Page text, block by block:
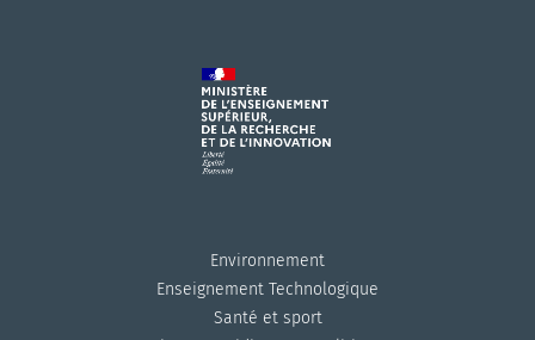
Environnement
Enseignement Technologique
Santé et sport